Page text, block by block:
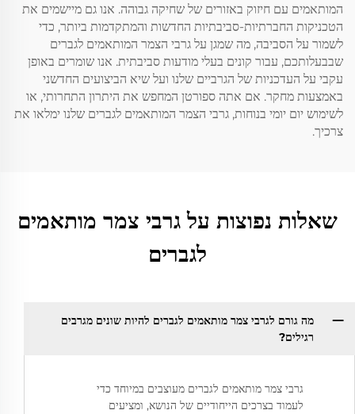
המותאמים עם חיזוק באזורים של שחיקה גבוהה. אנו גם מיישמים את
הטכניקות החברתיות-סביבתיות החדשות והמתקדמות ביותר, כדי
לשמור על הסביבה, מה שמגן על גרבי הצמר המותאמים לגברים
שבבעלותכם, עבור קונים בעלי מודעות סביבתית. אנו שומרים באופן
עקבי על העדכניות של הגרביים שלנו ועל שיא הביצועים החדשני
באמצעות מחקר. אם אתה ספורטן המחפש את היתרון התחרותי, או
לשימוש יום יומי בנוחות, גרבי הצמר המותאמים לגברים שלנו ימלאו את
צרכיך.
שאלות נפוצות על גרבי צמר מותאמים
לגברים
מה גורם לגרבי צמר מותאמים לגברים להיות שונים מגרבים
רגילים?
גרבי צמר מותאמים לגברים מעוצבים במיוחד כדי
לעמוד בצרכים הייחודיים של הנושא, ומציעים